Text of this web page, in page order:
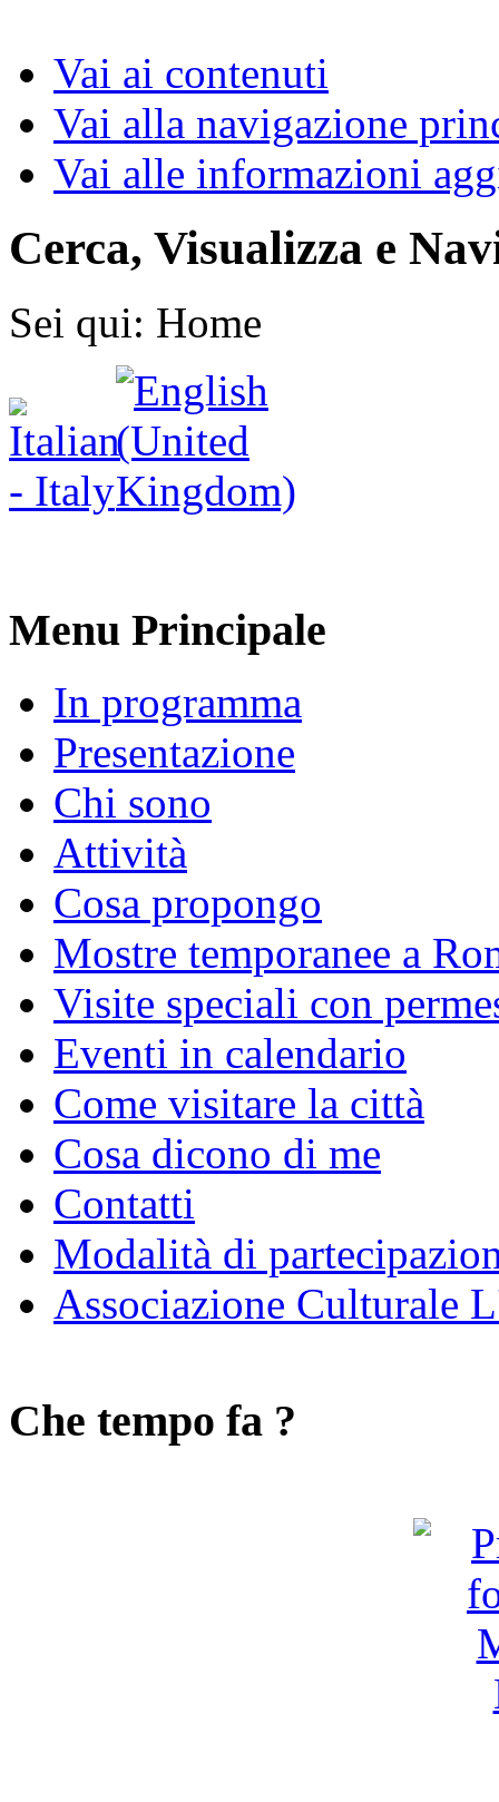
Vai ai contenuti
Vai alla navigazione
Vai alle informazioni
Cerca, Visualizza e
Sei qui: Home
Menu Principale
In programma
Presentazione
Chi sono
Attività
Cosa propongo
Mostre temporanee a
Visite speciali con
Eventi in calendario
Come visitare la città
Cosa dicono di me
Contatti
Modalità di
Associazione Culturale
Che tempo fa ?